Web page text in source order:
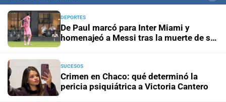
Se investiga Crimen en Chaco: qué determinó la pericia
psiquiátrica a Victoria Cantero
Inauguran sala
nuevo edificio Anexo de los Tribunales de Santa Fe
Tragedia en Bariloche
Murió una nena de 3 años tras caer
DEPORTES
De Paul marcó para Inter Miami y
homenajeó a Messi tras la muerte de su
SUCESOS
Crimen en Chaco: qué determinó la
pericia psiquiátrica a Victoria Cantero